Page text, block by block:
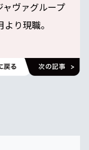
ヴァグループ
り現職。